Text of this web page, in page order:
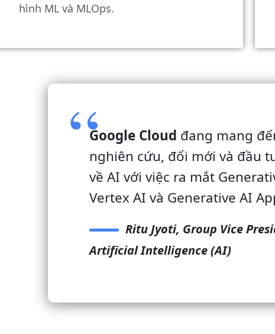
hình ML và MLOps.
Google Cloud đang mang
nghiên cứu, đổi mới và đầu
về AI với việc ra mắt
Vertex AI và Generative AI
Ritu Jyoti, Group Vice
Artificial Intelligence (AI)